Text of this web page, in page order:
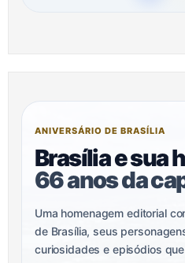
ANIVERSÁRIO DE BRASÍLIA
Brasília e sua
66 anos da
Uma homenagem editorial
de Brasília, seus
curiosidades e episódios